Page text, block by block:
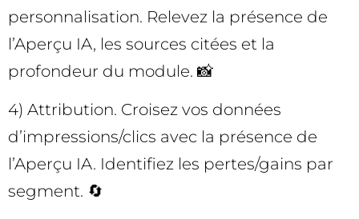
personnalisation. Relevez la présence de
l’Aperçu IA, les sources citées et la
profondeur du module. 📸
4) Attribution. Croisez vos données
d’impressions/clics avec la présence de
l’Aperçu IA. Identifiez les pertes/gains par
segment. 🔄